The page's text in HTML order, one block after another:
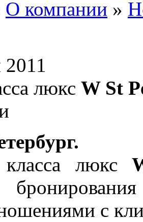
О компании »
2011
люкс W St
люкс
с